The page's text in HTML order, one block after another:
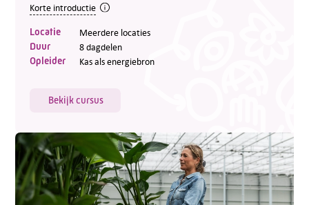
Korte introductie
Locatie Meerdere locaties
Duur 8 dagdelen
Opleider Kas als energiebron
Bekijk cursus